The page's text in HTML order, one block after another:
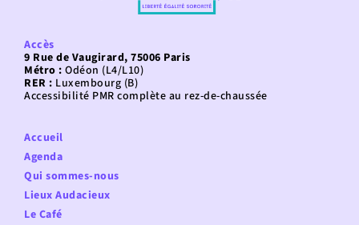
Accès
9 Rue de Vaugirard, 75006 Paris
Métro : Odéon (L4/L10)
RER : Luxembourg (B)
Accessibilité PMR complète au rez-de-chaussée
Accueil
Agenda
Qui sommes-nous
Lieux Audacieux
Le Café